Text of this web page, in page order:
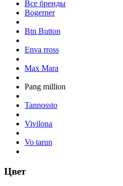
Все бренды
Bogerner
Btn Button
Enva rross
Max Mara
Pang million
Tannossto
Vivilona
Vo tarun
Цвет